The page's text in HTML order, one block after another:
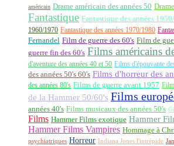
américain Drame américain des années 50
Fantastique Fantastique des années
1960/1970 Fantastique des années 1970/1980
Fernandel Film de guerre des 60's Film de
guerre fin des 60's Films américains
d'aventure des années 40 et 50 Films d'épouvante
des années 50's 60's Films d'horreur des
des années 80's Films de guerre avant 1957
de la Hammer 50/60's Films
années 40's Films musicaux des années 50's
Films Hammer Films exotique Hammer
Hammer Films Vampires Hommage à
psychiatriques Horreur Indiana Jones l'intrépide